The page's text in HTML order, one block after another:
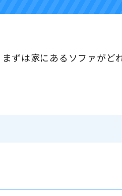
ずは家にあるソファがど